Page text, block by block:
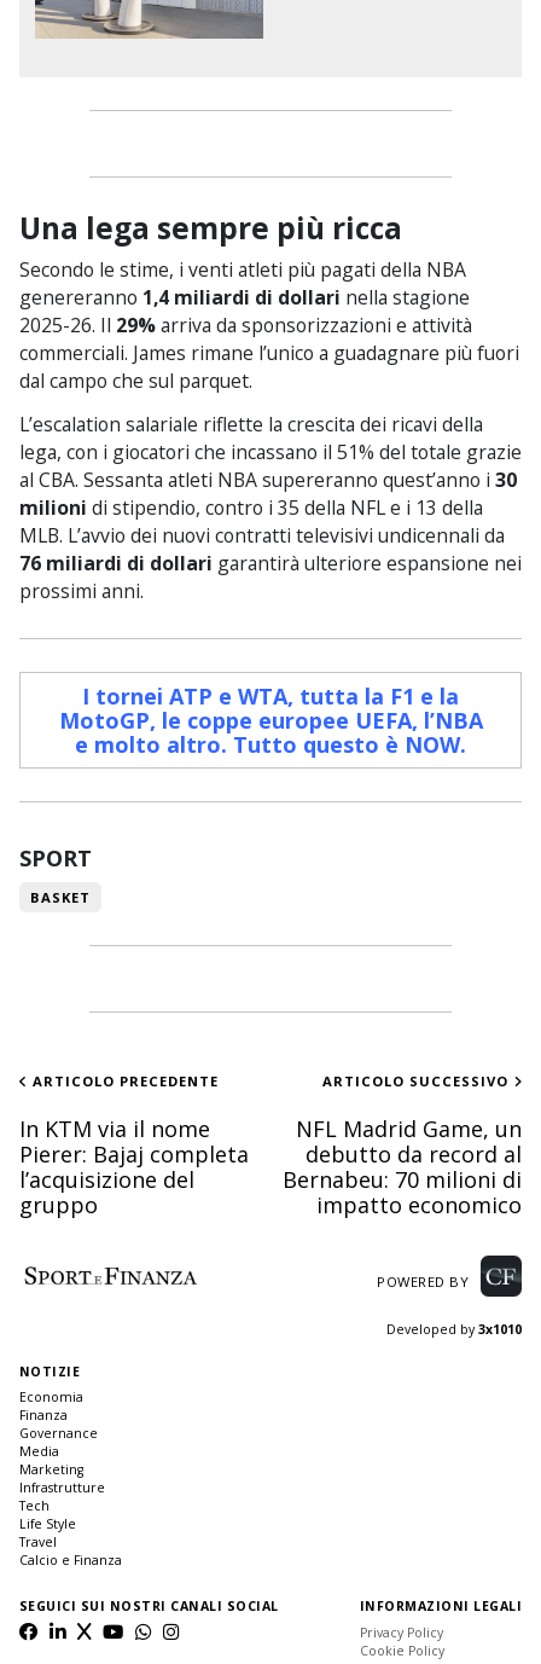
Una lega sempre più ricca
Secondo le stime, i venti atleti più pagati della NBA
genereranno 1,4 miliardi di dollari nella stagione
2025-26. Il 29%arriva da sponsorizzazioni e attività
commerciali. James rimane l’unico a guadagnare più fuori
dal campo che sul parquet.
L’escalation salariale riflette la crescita dei ricavi della
lega, con i giocatori che incassano il 51% del totale grazie
al CBA. Sessanta atleti NBA supereranno quest’anno i 30
milioni di stipendio, contro i 35 della NFL e i 13 della
MLB. L’avvio dei nuovi contratti televisivi undicennali da
76 miliardi di dollari garantirà ulteriore espansione nei
prossimi anni.
I tornei ATP e WTA, tutta la F1 e la
MotoGP, le coppe europee UEFA, l’NBA
e molto altro. Tutto questo è NOW.
SPORT
BASKET
ARTICOLO PRECEDENTE
In KTM via il nome
Pierer: Bajaj completa
l’acquisizione del
gruppo
ARTICOLO SUCCESSIVO
NFL Madrid Game, un
debutto da record al
Bernabeu: 70 milioni di
impatto economico
POWERED BY
Developed by3x1010
NOTIZIE
Economia
Finanza
Governance
Media
Marketing
Infrastrutture
Tech
Life Style
Travel
Calcio e Finanza
SEGUICI SUI NOSTRI CANALI SOCIAL
INFORMAZIONI LEGALI
Privacy Policy
Cookie Policy